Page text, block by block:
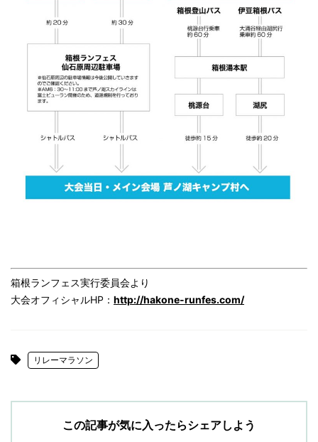
箱根ランフェス実行委員会より
大会オフィシャルHP： http://hakone-runfes.com/
リレーマラソン
この記事が気に入ったらシェアしよう